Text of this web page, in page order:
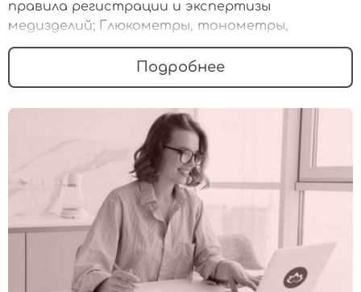
правила регистрации и экспертизы
медизделий; Глюкометры, тонометры,
эндопротезы и наборы реагентов включат в
перечень маркировкиПодробнее